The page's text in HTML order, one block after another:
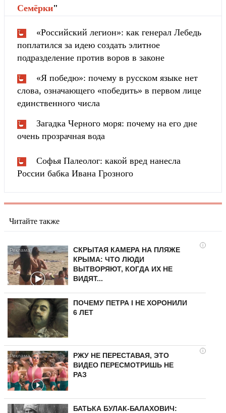
Cемёрки"
«Российский легион»: как генерал Лебедь
поплатился за идею создать элитное
подразделение против воров в законе
«Я победю»: почему в русском языке нет
слова, означающего «победить» в первом лице
единственного числа
Загадка Черного моря: почему на его дне
очень прозрачная вода
Софья Палеолог: какой вред нанесла
России бабка Ивана Грозного
Читайте также
i
СКРЫТАЯ КАМЕРА НА ПЛЯЖЕ
КРЫМА: ЧТО ЛЮДИ
ВЫТВОРЯЮТ, КОГДА ИХ НЕ
ВИДЯТ...
ПОЧЕМУ ПЕТРА I НЕ ХОРОНИЛИ
6 ЛЕТ
i
РЖУ НЕ ПЕРЕСТАВАЯ, ЭТО
ВИДЕО ПЕРЕСМОТРИШЬ НЕ
РАЗ
БАТЬКА БУЛАК-БАЛАХОВИЧ: